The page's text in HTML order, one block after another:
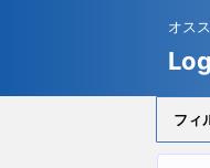
オス
フィ